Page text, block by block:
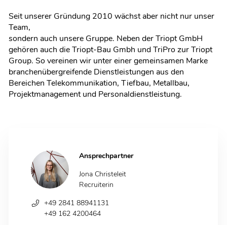
Ansprechpartner
Jona Christeleit
Recruiterin
+49 2841 88941131
+49 162 4200464
Seit unserer Gründung 2010 wächst aber nicht nur unser
Team,
sondern auch unsere Gruppe. Neben der Triopt GmbH
gehören auch die Triopt-Bau Gmbh und TriPro zur Triopt
Group. So vereinen wir unter einer gemeinsamen Marke
branchenübergreifende Dienstleistungen aus den
Bereichen Telekommunikation, Tiefbau, Metallbau,
Projektmanagement und Personaldienstleistung.